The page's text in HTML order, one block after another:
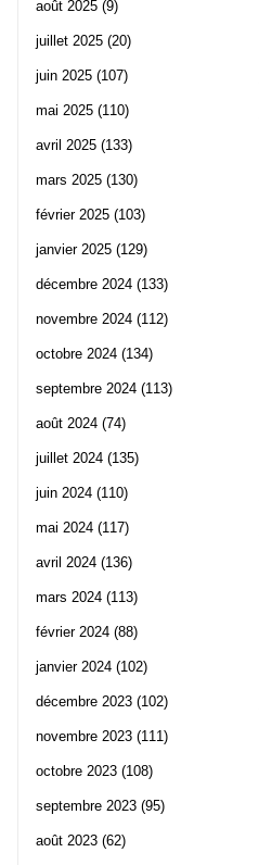
août 2025 (9)
juillet 2025 (20)
juin 2025 (107)
mai 2025 (110)
avril 2025 (133)
mars 2025 (130)
février 2025 (103)
janvier 2025 (129)
décembre 2024 (133)
novembre 2024 (112)
octobre 2024 (134)
septembre 2024 (113)
août 2024 (74)
juillet 2024 (135)
juin 2024 (110)
mai 2024 (117)
avril 2024 (136)
mars 2024 (113)
février 2024 (88)
janvier 2024 (102)
décembre 2023 (102)
novembre 2023 (111)
octobre 2023 (108)
septembre 2023 (95)
août 2023 (62)